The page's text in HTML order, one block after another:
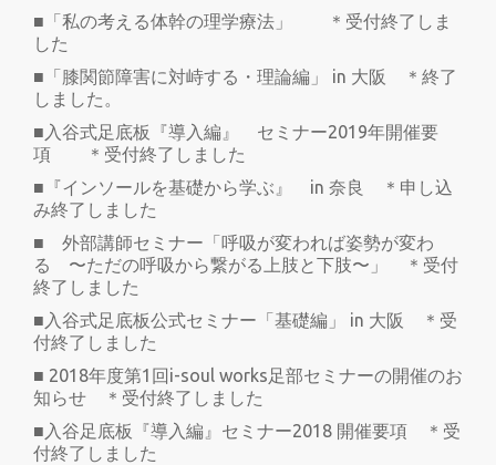
■「私の考える体幹の理学療法」 ＊受付終了しま
した
■「膝関節障害に対峙する・理論編」 in 大阪 ＊終了
しました。
■入谷式足底板『導入編』 セミナー2019年開催要
項 ＊受付終了しました
■『インソールを基礎から学ぶ』 in 奈良 ＊申し込
み終了しました
■ 外部講師セミナー「呼吸が変われば姿勢が変わ
る 〜ただの呼吸から繋がる上肢と下肢〜」 ＊受付
終了しました
■入谷式足底板公式セミナー「基礎編」 in 大阪 ＊受
付終了しました
■ 2018年度第1回i-soul works足部セミナーの開催のお
知らせ ＊受付終了しました
■入谷足底板『導入編』セミナー2018 開催要項 ＊受
付終了しました